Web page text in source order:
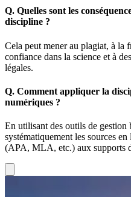
Q. Quelles sont les
discipline ?
Cela peut mener au plagiat, à la
confiance dans la science et à
légales.
Q. Comment appliquer la
numériques ?
En utilisant des outils de
systématiquement les sources
(APA, MLA, etc.) aux supports